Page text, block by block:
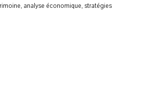
analyse économique, stratégies